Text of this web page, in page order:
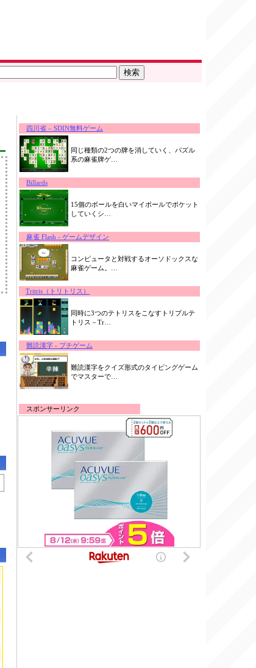
四川省 – SDIN無料ゲーム
同じ種類の2つの牌を消していく、パズル
系の麻雀牌ゲ…
Billards
15個のボールを白いマイボールでポケット
していくシ…
麻雀 Flash - ゲームデザイン
コンピュータと対戦するオーソドックスな
麻雀ゲーム。…
Tritris（トリトリス）
同時に3つのテトリスをこなすトリプルテ
トリス－Tr…
難読漢字 - プチゲーム
難読漢字をクイズ形式のタイピングゲーム
でマスターで…
スポンサーリンク